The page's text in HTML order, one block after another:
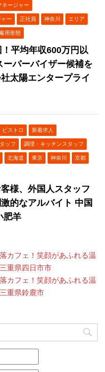
ネージャー
ー 正社員 神奈川 エリア
雇用形態
！平均年収600万円以
ーパーバイザー候補を
太陽エンタープライ
ビストロ 新着求人
ッフ 調理・キッチンスタッフ
北海道 東京 神奈川 京都
様、外国人スタッフ
的なアルバイト 中国
肥羊
カフェ！笑顔があふれる温
重県四日市市
カフェ！笑顔があふれる温
重県鈴鹿市